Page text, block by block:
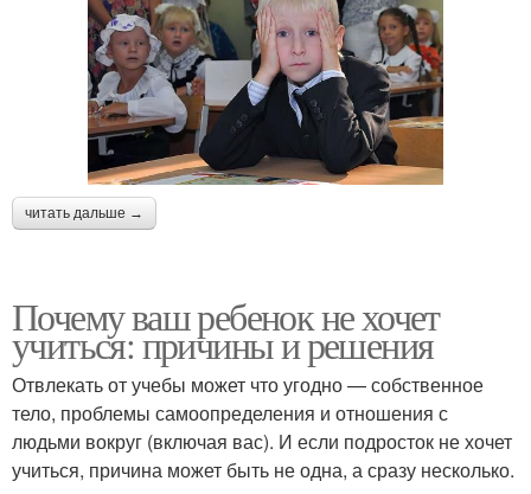
читать дальше →
Почему ваш ребенок не хочет
учиться: причины и решения
Отвлекать от учебы может что угодно — собственное
тело, проблемы самоопределения и отношения с
людьми вокруг (включая вас). И если подросток не хочет
учиться, причина может быть не одна, а сразу несколько.